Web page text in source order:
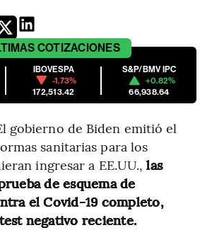
COTIZACIONES
IBOVESPA
-1.73%
172,513.42
S&P/BMV IPC
+0.82%
66,938.64
gobierno de Biden emitió el
sanitarias para los
ingresar a EE.UU.,las
de esquema de
el Covid-19 completo,
negativo reciente.